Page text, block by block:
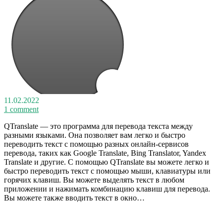
11.02.2022
1 comment
QTranslate — это программа для перевода текста между
разными языками. Она позволяет вам легко и быстро
переводить текст с помощью разных онлайн-сервисов
перевода, таких как Google Translate, Bing Translator, Yandex
Translate и другие. С помощью QTranslate вы можете легко и
быстро переводить текст с помощью мыши, клавиатуры или
горячих клавиш. Вы можете выделять текст в любом
приложении и нажимать комбинацию клавиш для перевода.
Вы можете также вводить текст в окно…